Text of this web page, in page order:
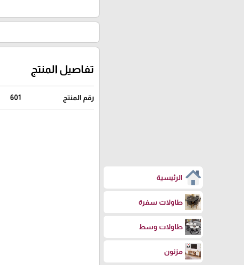
الرئيسية
طاولات سفرة
طاولات وسط
مزنون
تفاصيل المنتج
رقم المنتج 601